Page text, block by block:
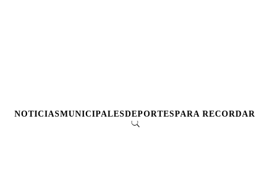
NOTICIASMUNICIPALESDEPORTESPARA RECORDAR